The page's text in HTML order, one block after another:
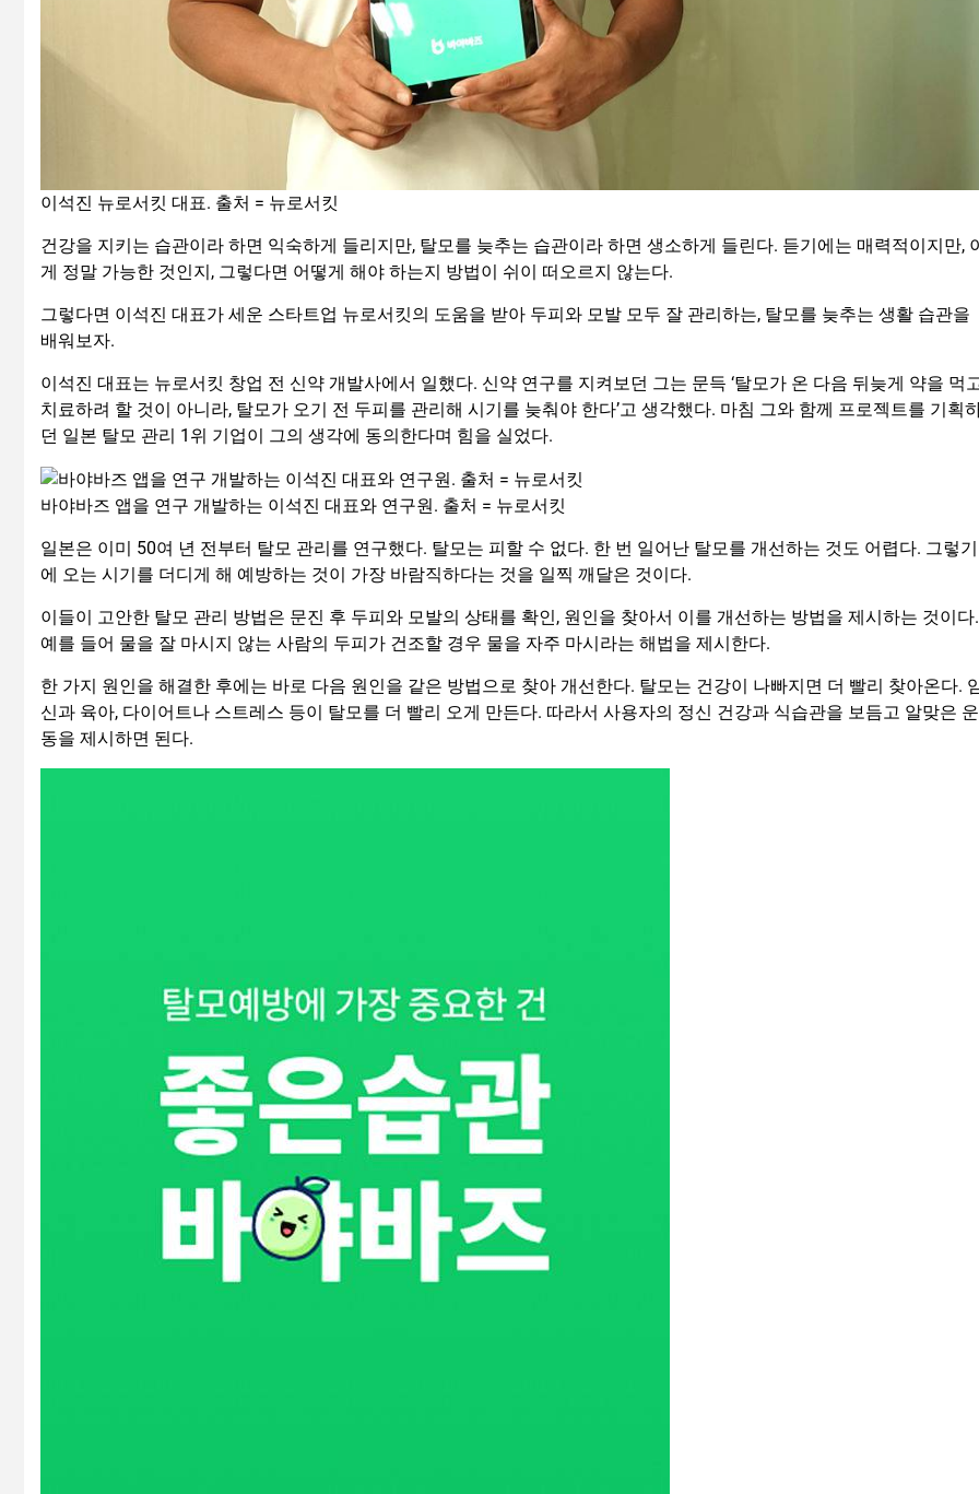
이석진 뉴로서킷 대표. 출처 = 뉴로서킷
건강을 지키는 습관이라 하면 익숙하게 들리지만, 탈모를 늦추는 습관이라 하면 생소하게 들린다. 듣기에는 매력적이지만,
게 정말 가능한 것인지, 그렇다면 어떻게 해야 하는지 방법이 쉬이 떠오르지 않는다.
그렇다면 이석진 대표가 세운 스타트업 뉴로서킷의 도움을 받아 두피와 모발 모두 잘 관리하는, 탈모를 늦추는 생활 습관을
배워보자.
이석진 대표는 뉴로서킷 창업 전 신약 개발사에서 일했다. 신약 연구를 지켜보던 그는 문득 ‘탈모가 온 다음 뒤늦게 약을 먹
치료하려 할 것이 아니라, 탈모가 오기 전 두피를 관리해 시기를 늦춰야 한다’고 생각했다. 마침 그와 함께 프로젝트를 기획
던 일본 탈모 관리 1위 기업이 그의 생각에 동의한다며 힘을 실었다.
바야바즈 앱을 연구 개발하는 이석진 대표와 연구원. 출처 = 뉴로서킷
일본은 이미 50여 년 전부터 탈모 관리를 연구했다. 탈모는 피할 수 없다. 한 번 일어난 탈모를 개선하는 것도 어렵다. 그렇기
에 오는 시기를 더디게 해 예방하는 것이 가장 바람직하다는 것을 일찍 깨달은 것이다.
이들이 고안한 탈모 관리 방법은 문진 후 두피와 모발의 상태를 확인, 원인을 찾아서 이를 개선하는 방법을 제시하는 것이다.
예를 들어 물을 잘 마시지 않는 사람의 두피가 건조할 경우 물을 자주 마시라는 해법을 제시한다.
한 가지 원인을 해결한 후에는 바로 다음 원인을 같은 방법으로 찾아 개선한다. 탈모는 건강이 나빠지면 더 빨리 찾아온다.
신과 육아, 다이어트나 스트레스 등이 탈모를 더 빨리 오게 만든다. 따라서 사용자의 정신 건강과 식습관을 보듬고 알맞은 운
동을 제시하면 된다.